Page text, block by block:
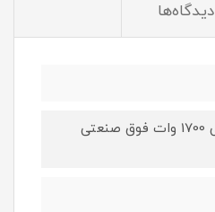
دیدگاه‌ها
چکش تخریب 11 کیلویی 1700 وات فوق صنعتی